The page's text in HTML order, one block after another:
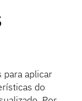
para aplicar
do